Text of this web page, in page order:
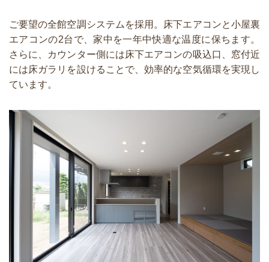
ご要望の全館空調システムを採用。床下エアコンと小屋裏
エアコンの2台で、家中を一年中快適な温度に保ちます。
さらに、カウンター側には床下エアコンの吸込口、窓付近
には床ガラリを設けることで、効率的な空気循環を実現し
ています。